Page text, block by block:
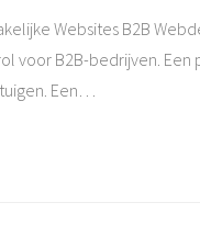
Websites B2B
voor B2B-bedrijven.
Een…